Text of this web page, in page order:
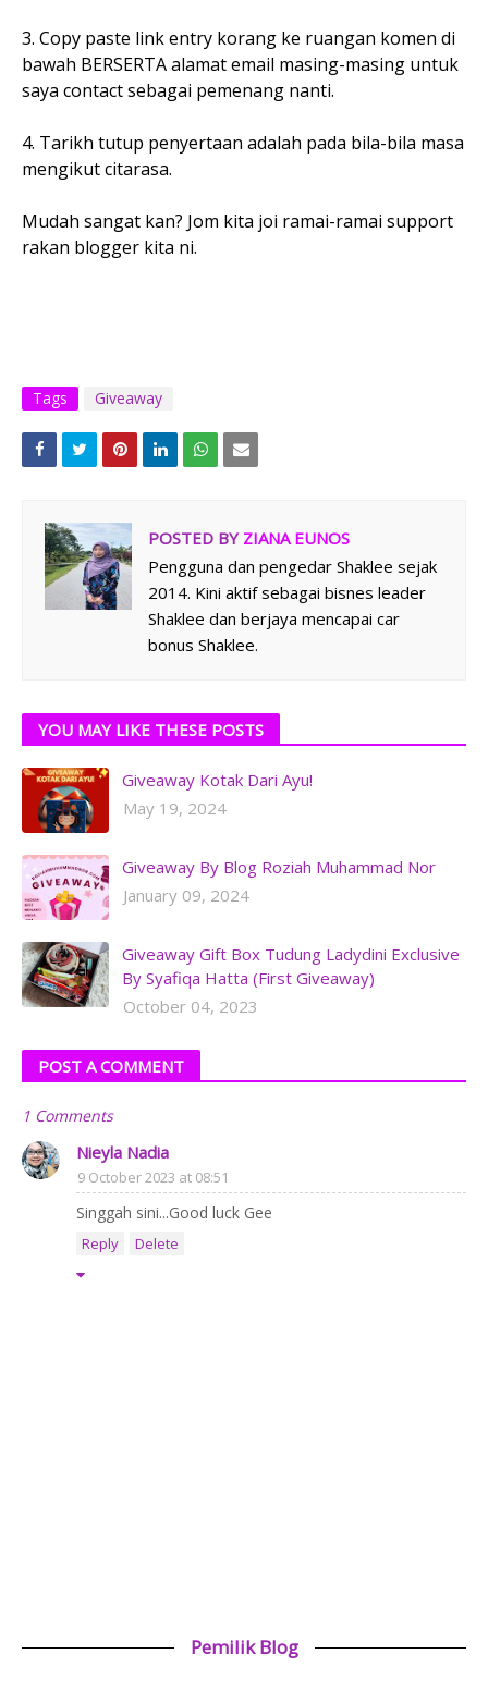
3. Copy paste link entry korang ke ruangan komen di
bawah BERSERTA alamat email masing-masing untuk
saya contact sebagai pemenang nanti.
4. Tarikh tutup penyertaan adalah pada bila-bila masa
mengikut citarasa.
Mudah sangat kan? Jom kita joi ramai-ramai support
rakan blogger kita ni.
Tags Giveaway
POSTED BYZIANA EUNOS
Pengguna dan pengedar Shaklee sejak
2014. Kini aktif sebagai bisnes leader
Shaklee dan berjaya mencapai car
bonus Shaklee.
YOU MAY LIKE THESE POSTS
Giveaway Kotak Dari Ayu!
May 19, 2024
Giveaway By Blog Roziah Muhammad Nor
January 09, 2024
Giveaway Gift Box Tudung Ladydini Exclusive
By Syafiqa Hatta (First Giveaway)
October 04, 2023
POST A COMMENT
1 Comments
Nieyla Nadia
9 October 2023 at 08:51
Singgah sini...Good luck Gee
Reply Delete
Pemilik Blog